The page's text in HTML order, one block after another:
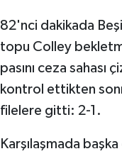
82'nci dakikada
topu Colley
pasını ceza
kontrol ettikten
filelere gitti: 2-1.
Karşılaşmada